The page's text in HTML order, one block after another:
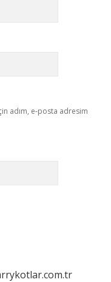
adım, e-posta adresim